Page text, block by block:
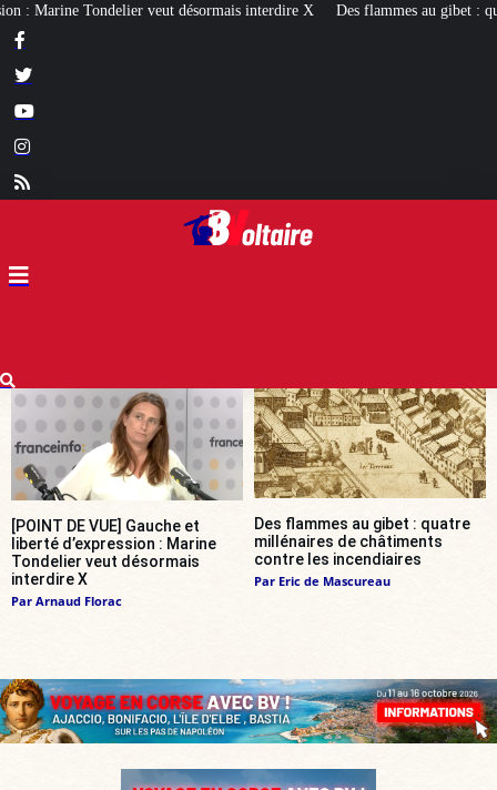
interdire X Des flammes au gibet : quatre millénaires de châtiments
[POINT DE VUE] Gauche et
liberté d’expression : Marine
Tondelier veut désormais
interdire X
Par Arnaud Florac
Des flammes au gibet : quatre
millénaires de châtiments
contre les incendiaires
Par Eric de Mascureau